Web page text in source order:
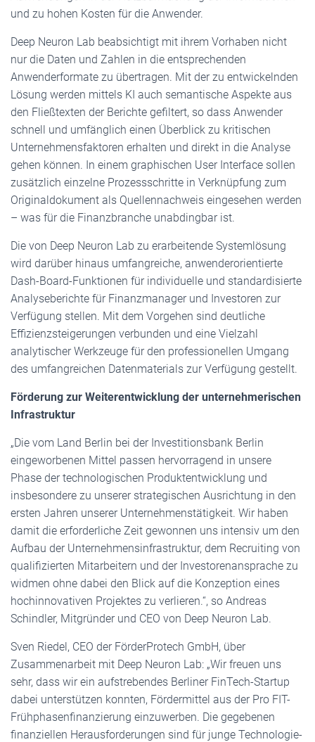
und zu hohen Kosten für die Anwender.
Deep Neuron Lab beabsichtigt mit ihrem Vorhaben nicht
nur die Daten und Zahlen in die entsprechenden
Anwenderformate zu übertragen. Mit der zu entwickelnden
Lösung werden mittels KI auch semantische Aspekte aus
den Fließtexten der Berichte gefiltert, so dass Anwender
schnell und umfänglich einen Überblick zu kritischen
Unternehmensfaktoren erhalten und direkt in die Analyse
gehen können. In einem graphischen User Interface sollen
zusätzlich einzelne Prozessschritte in Verknüpfung zum
Originaldokument als Quellennachweis eingesehen werden
– was für die Finanzbranche unabdingbar ist.
Die von Deep Neuron Lab zu erarbeitende Systemlösung
wird darüber hinaus umfangreiche, anwenderorientierte
Dash-Board-Funktionen für individuelle und standardisierte
Analyseberichte für Finanzmanager und Investoren zur
Verfügung stellen. Mit dem Vorgehen sind deutliche
Effizienzsteigerungen verbunden und eine Vielzahl
analytischer Werkzeuge für den professionellen Umgang
des umfangreichen Datenmaterials zur Verfügung gestellt.
Förderung zur Weiterentwicklung der unternehmerischen
Infrastruktur
„Die vom Land Berlin bei der Investitionsbank Berlin
eingeworbenen Mittel passen hervorragend in unsere
Phase der technologischen Produktentwicklung und
insbesondere zu unserer strategischen Ausrichtung in den
ersten Jahren unserer Unternehmenstätigkeit. Wir haben
damit die erforderliche Zeit gewonnen uns intensiv um den
Aufbau der Unternehmensinfrastruktur, dem Recruiting von
qualifizierten Mitarbeitern und der Investorenansprache zu
widmen ohne dabei den Blick auf die Konzeption eines
hochinnovativen Projektes zu verlieren.“, so Andreas
Schindler, Mitgründer und CEO von Deep Neuron Lab.
Sven Riedel, CEO der FörderProtech GmbH, über
Zusammenarbeit mit Deep Neuron Lab: „Wir freuen uns
sehr, dass wir ein aufstrebendes Berliner FinTech-Startup
dabei unterstützen konnten, Fördermittel aus der Pro FIT-
Frühphasenfinanzierung einzuwerben. Die gegebenen
finanziellen Herausforderungen sind für junge Technologie-